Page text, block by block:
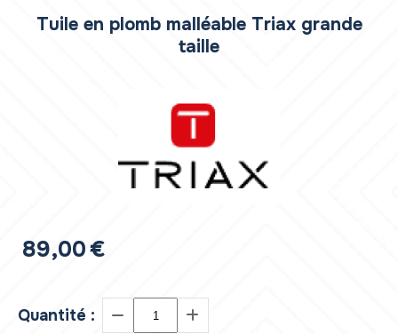
Tuile en plomb malléable Triax grande
taille
89,00€
Quantité :